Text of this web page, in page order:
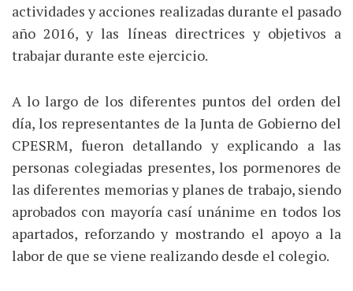
actividades y acciones realizadas durante el pasado
año 2016, y las líneas directrices y objetivos a
trabajar durante este ejercicio.
A lo largo de los diferentes puntos del orden del
día, los representantes de la Junta de Gobierno del
CPESRM, fueron detallando y explicando a las
personas colegiadas presentes, los pormenores de
las diferentes memorias y planes de trabajo, siendo
aprobados con mayoría casí unánime en todos los
apartados, reforzando y mostrando el apoyo a la
labor de que se viene realizando desde el colegio.